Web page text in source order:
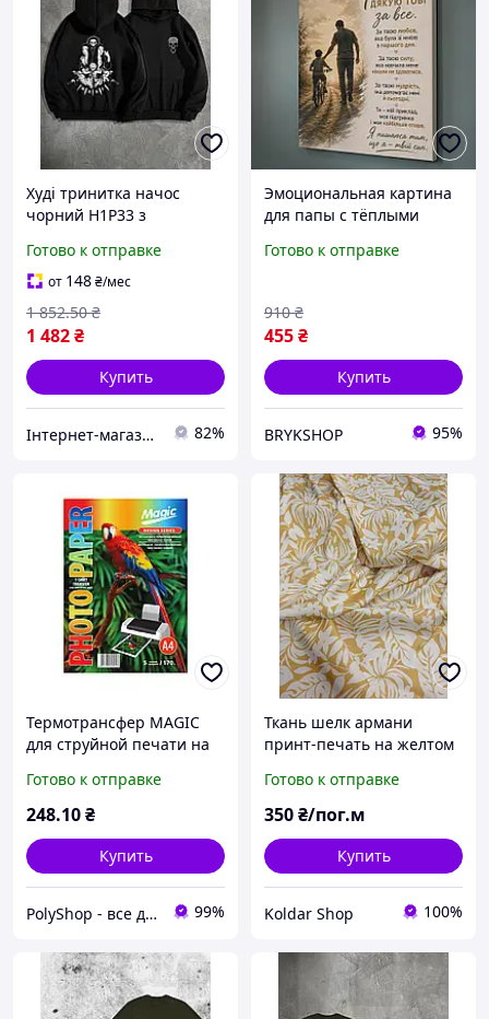
Худі тринитка начос
чорний H1P33 з
розміри S-XXL якісний
друк на тканині для осені-
зими
Готово к отправке
от 148₴/мес
1 482₴
1 852.50 ₴
Купить
Інтернет-магазин Already Better 82%
Эмоциональная картина
для папы с тёплыми
подарок от сына отцу на
постер на холсте
Готово к отправке
455₴
910 ₴
Купить
BRYKSHOP 95%
Термотрансфер MAGIC
для струйной печати на
Готово к отправке
248.10₴
Купить
PolyShop - все для вас и вашего офису 99%
Ткань шелк армани
принт-печать на желтом
Готово к отправке
350₴/пог.м
Купить
Koldar Shop 100%